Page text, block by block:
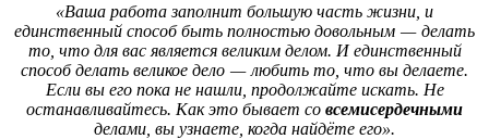
«Ваша работа заполнит большую часть жизни, и
единственный способ быть полностью довольным — делать
то, что для вас является великим делом. И единственный
способ делать великое дело — любить то, что вы делаете.
Если вы его пока не нашли, продолжайте искать. Не
останавливайтесь. Как это бывает со всемисердечными
делами, вы узнаете, когда найдёте его».